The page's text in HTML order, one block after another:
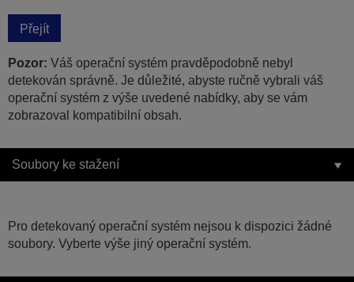
Přejít
Pozor: Váš operační systém pravděpodobně nebyl
detekován správně. Je důležité, abyste ručně vybrali váš
operační systém z výše uvedené nabídky, aby se vám
zobrazoval kompatibilní obsah.
Soubory ke stažení
Pro detekovaný operační systém nejsou k dispozici žádné
soubory. Vyberte výše jiný operační systém.